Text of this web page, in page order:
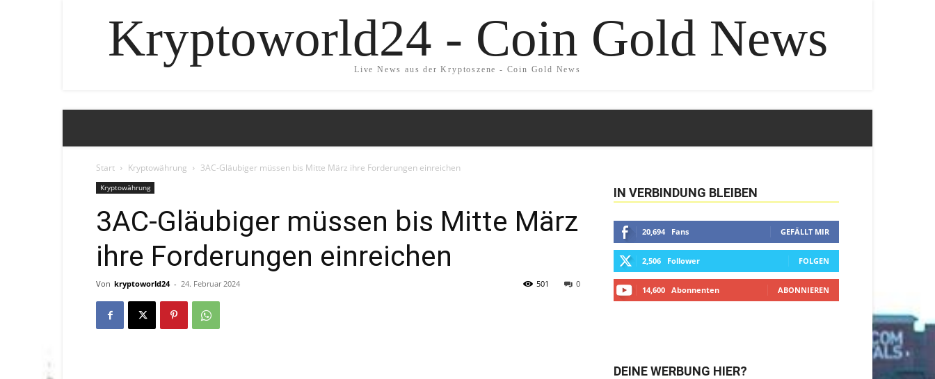
Kryptoworld24 - Coin Gold News
Live News aus der Kryptoszene - Coin Gold News
Start Kryptowährung 3AC-Gläubiger müssen bis Mitte März ihre Forderungen einreichen
Kryptowährung
3AC-Gläubiger müssen bis Mitte März
ihre Forderungen einreichen
Von kryptoworld24 - 24. Februar 2024 0
501
IN VERBINDUNG BLEIBEN
20,694 Fans GEFÄLLT MIR
2,506 Follower FOLGEN
14,600 Abonnenten ABONNIEREN
DEINE WERBUNG HIER?